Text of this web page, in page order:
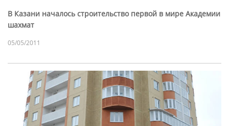
В Казани началось строительство первой в мире Академии
шахмат
05/05/2011